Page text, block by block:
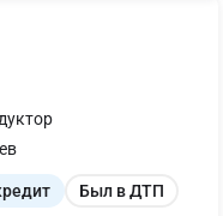
Был в ДТП